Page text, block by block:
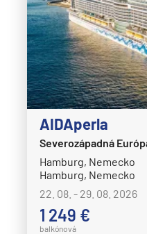
AIDAperla
Severozápadná
Hamburg, Nemecko
Hamburg, Nemecko
22. 08. - 29. 08. 2026
1 249 €
balkónová